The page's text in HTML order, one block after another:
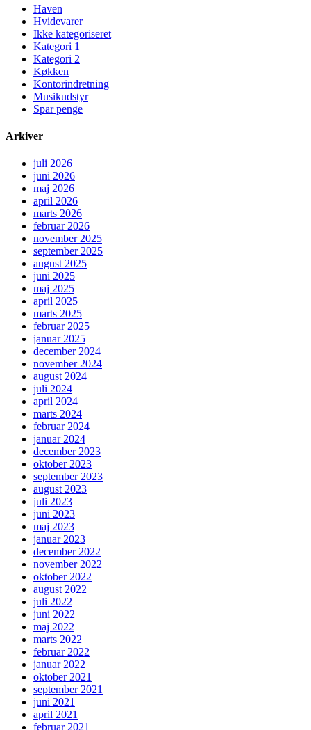
Haven
Hvidevarer
Ikke kategoriseret
Kategori 1
Kategori 2
Køkken
Kontorindretning
Musikudstyr
Spar penge
Arkiver
juli 2026
juni 2026
maj 2026
april 2026
marts 2026
februar 2026
november 2025
september 2025
august 2025
juni 2025
maj 2025
april 2025
marts 2025
februar 2025
januar 2025
december 2024
november 2024
august 2024
juli 2024
april 2024
marts 2024
februar 2024
januar 2024
december 2023
oktober 2023
september 2023
august 2023
juli 2023
juni 2023
maj 2023
januar 2023
december 2022
november 2022
oktober 2022
august 2022
juli 2022
juni 2022
maj 2022
marts 2022
februar 2022
januar 2022
oktober 2021
september 2021
juni 2021
april 2021
februar 2021